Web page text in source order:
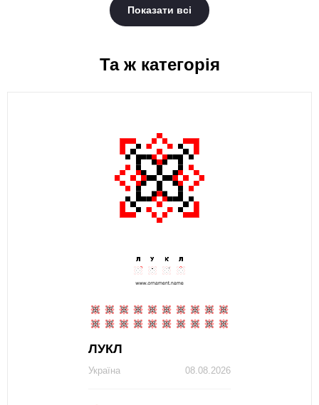
Показати всі
Та ж категорія
ЛУКЛ
08.08.2026
Україна